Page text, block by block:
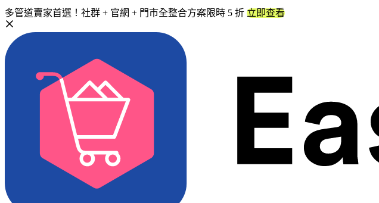
多管道賣家首選！社群 + 官網 + 門市全整合方案限時 5 折 立即查看